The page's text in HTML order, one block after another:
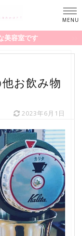
美容室です
お飲み物
2023年6月1日